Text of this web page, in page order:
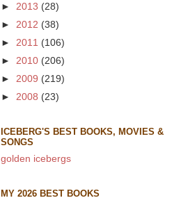
► 2013 (28)
► 2012 (38)
► 2011 (106)
► 2010 (206)
► 2009 (219)
► 2008 (23)
ICEBERG'S BEST BOOKS, MOVIES &
SONGS
golden icebergs
MY 2026 BEST BOOKS